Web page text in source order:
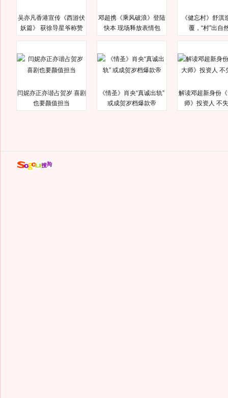
吴亦凡香港宣传《西游伏
妖篇》 获徐导星爷称赞
邓超携《乘风破浪》登陆
快本 现场释放表情包
《健忘村》舒淇
覆，“村”出自
闫妮亦正亦谐占贺岁 喜剧
也要颜值担当
《情圣》肖央“真诚出轨”
或成贺岁档爆款帝
解读邓超新身份
师》投资人 不